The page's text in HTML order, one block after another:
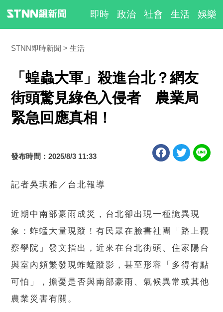
即時 政治 社會 生活 娛樂
STNN即時新聞 生活
「蝗蟲大軍」殺進台北？網友
街頭驚見綠色入侵者 農業局
緊急回應真相！
發布時間：2025/8/3 11:33
記者吳琪雅／台北報導
近期中南部豪雨成災，台北卻出現一種詭異現
象：蚱蜢大量現蹤！有民眾在臉書社團「路上觀
察學院」發文指出，近來在台北街頭、住家陽台
與室內頻繁發現蚱蜢蹤影，甚至形容「多得有點
可怕」，擔憂是否與南部豪雨、氣候異常或其他
農業災害有關。